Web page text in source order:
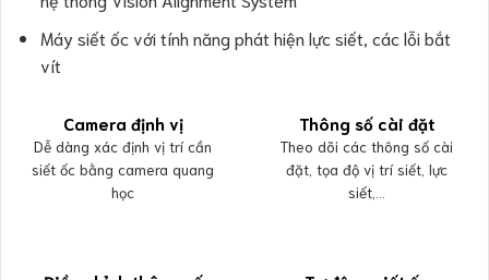
Máy siết ốc với tính năng phát hiện lực siết, các lỗi bắt
vít
Camera định vị
Dễ dàng xác định vị trí cần
siết ốc bằng camera quang
học
Thông số cài đặt
Theo dõi các thông số cài
đặt, tọa độ vị trí siết, lực
siết,…